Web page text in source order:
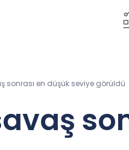
sonrası en düşük seviye görüldü